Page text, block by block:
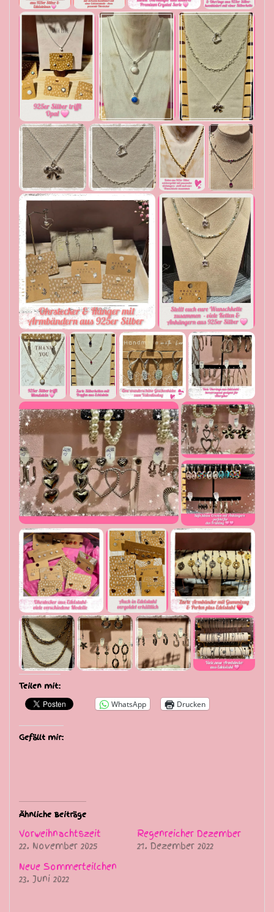
Teilen mit:
WhatsApp Drucken
Gefällt mir:
Ähnliche Beiträge
Vorweihnachtszeit
22. November 2025
Regenreicher Dezember
21. Dezember 2022
Neue Sommerteilchen
23. Juni 2022